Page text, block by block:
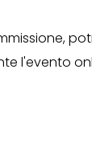
l'evento